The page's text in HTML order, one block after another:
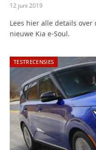
12 juni 2019
Lees hier alle details
nieuwe Kia e-Soul.
TESTRECENSIES